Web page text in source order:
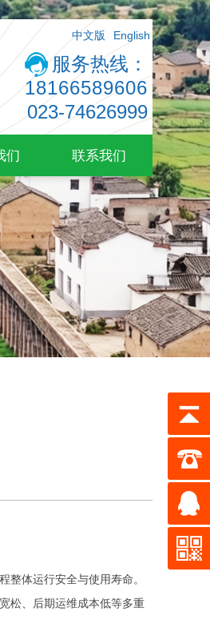
中文版 English
服务热线：
18166589606
023-74626999
们 联系我们
体运行安全与使用寿命。
松、后期运维成本低等多重